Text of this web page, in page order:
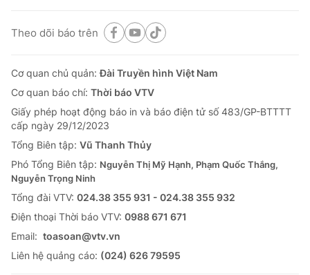
Theo dõi báo trên
Cơ quan chủ quản:Đài Truyền hình Việt Nam
Cơ quan báo chí: Thời báo VTV
Giấy phép hoạt động báo in và báo điện tử số 483/GP-BTTTT
cấp ngày 29/12/2023
Tổng Biên tập: Vũ Thanh Thủy
Phó Tổng Biên tập: Nguyễn Thị Mỹ Hạnh, Phạm Quốc Thắng,
Nguyễn Trọng Ninh
Tổng đài VTV: 024.38 355 931 - 024.38 355 932
Ðiện thoại Thời báo VTV: 0988 671 671
Email: toasoan@vtv.vn
Liên hệ quảng cáo: (024) 626 79595